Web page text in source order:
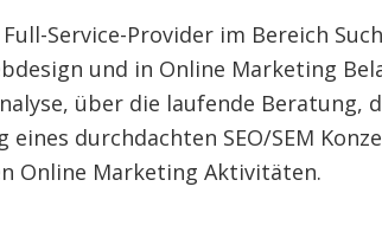
Full-Service-Provider im Bereich
und in Online Marketing
über die laufende Beratung,
eines durchdachten SEO/SEM
Online Marketing Aktivitäten.